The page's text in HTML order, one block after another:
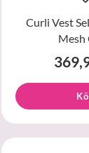
Curli Vest
Mesh